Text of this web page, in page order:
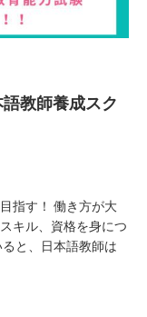
教師養成スク
指す！ 働き方が大
キル、資格を身につ
と、日本語教師は